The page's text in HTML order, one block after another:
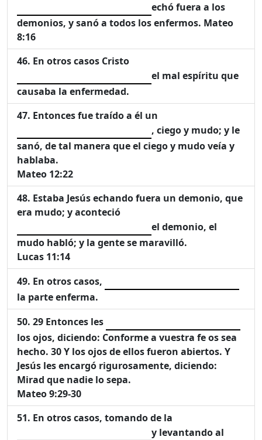
echó fuera a los
demonios, y sanó a todos los enfermos. Mateo
8:16
En otros casos Cristo
el mal espíritu que
causaba la enfermedad.
Entonces fue traído a él un
, ciego y mudo; y le
sanó, de tal manera que el ciego y mudo veía y
hablaba.
Mateo 12:22
Estaba Jesús echando fuera un demonio, que
era mudo; y aconteció
el demonio, el
mudo habló; y la gente se maravilló.
Lucas 11:14
En otros casos,
la parte enferma.
29 Entonces les
los ojos, diciendo: Conforme a vuestra fe os sea
hecho. 30 Y los ojos de ellos fueron abiertos. Y
Jesús les encargó rigurosamente, diciendo:
Mirad que nadie lo sepa.
Mateo 9:29-30
En otros casos, tomando de la
y levantando al